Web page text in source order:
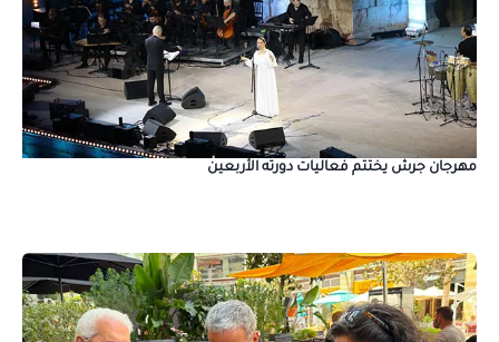
مهرجان جرش يختتم فعاليات دورته الأربعين